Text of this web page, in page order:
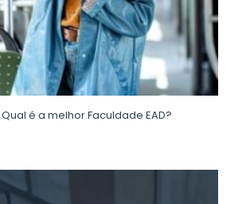
Qual é a melhor Faculdade EAD?